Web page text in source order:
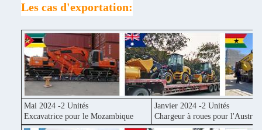
Les cas d'exportation:
Mai 2024 -2 Unités
Excavatrice pour le Mozambique
Janvier 2024 -2 Unités
Chargeur à roues pour